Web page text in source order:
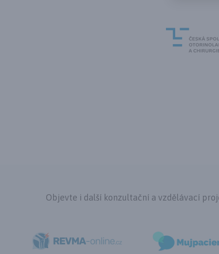
Objevte i další konzultační a vzdělávací